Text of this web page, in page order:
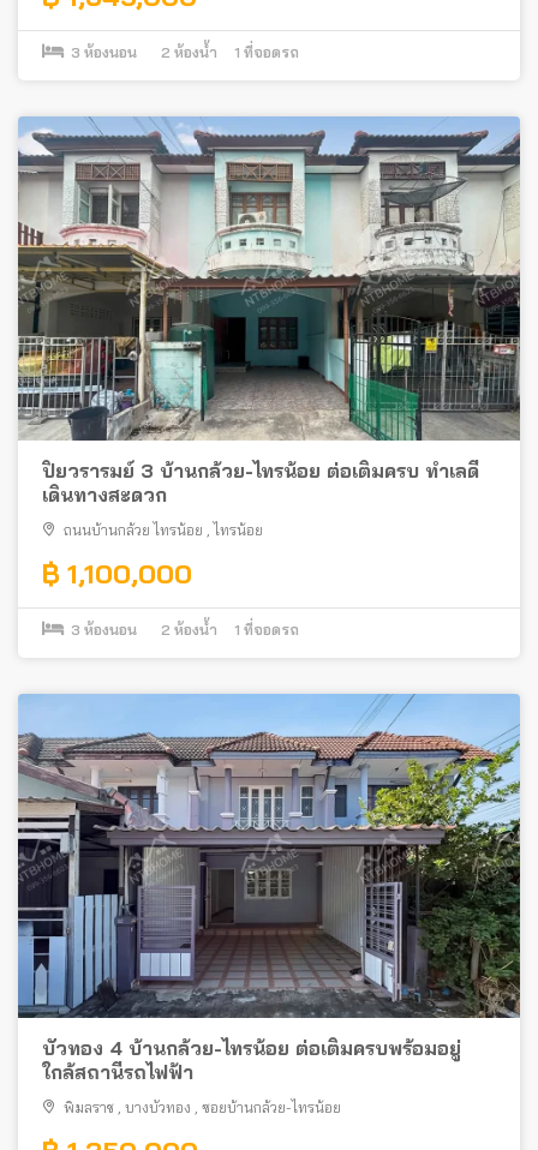
3 ห้องนอน 2 ห้องน้ำ 1 ที่จอดรถ
ปิยวรารมย์ 3 บ้านกล้วย-ไทรน้อย ต่อเติมครบ ทำเลดี
เดินทางสะดวก
ถนนบ้านกล้วย ไทรน้อย ไทรน้อย
฿ 1,100,000
3 ห้องนอน 2 ห้องน้ำ 1 ที่จอดรถ
บัวทอง 4 บ้านกล้วย-ไทรน้อย ต่อเติมครบพร้อมอยู่
ใกล้สถานีรถไฟฟ้า
พิมลราช บางบัวทอง ซอยบ้านกล้วย-ไทรน้อย